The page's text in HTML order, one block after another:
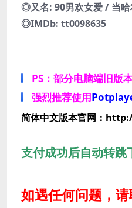
◎又名: 90男欢女爱 / 当
◎IMDb: tt0098635
PS：部分电脑端旧版
强烈推荐使用
简体中文版本官网：
支付成功后自动转跳
如遇任何问题，